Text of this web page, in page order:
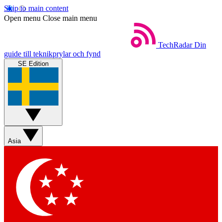
Skip to main content
Open menu Close main menu
TechRadar Din
guide till teknikprylar och fynd
SE Edition
Asia